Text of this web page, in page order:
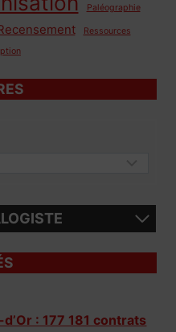
Paléographie
Ressources
: 177 181 contrats